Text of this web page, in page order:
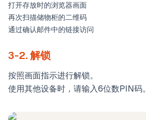
打开存放时的浏览器画面
再次扫描储物柜的二维码
通过确认邮件中的链接访问
3-2. 解锁
按照画面指示进行解锁。
使用其他设备时，请输入6位数PIN码。